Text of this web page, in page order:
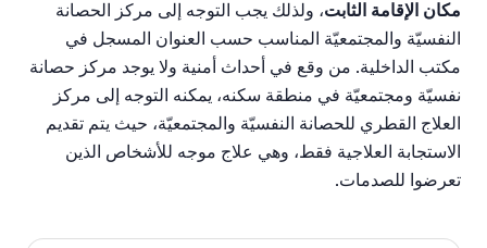
مكان الإقامة الثابت، ولذلك يجب التوجه إلى مركز الحصانة
النفسيّة والمجتمعيّة المناسب حسب العنوان المسجل في
مكتب الداخلية. من وقع في أحداث أمنية ولا يوجد مركز حصانة
نفسيّة ومجتمعيّة في منطقة سكنه، يمكنه التوجه إلى مركز
العلاج القطري للحصانة النفسيّة والمجتمعيّة، حيث يتم تقديم
الاستجابة العلاجية فقط، وهي علاج موجه للأشخاص الذين
تعرضوا للصدمات.